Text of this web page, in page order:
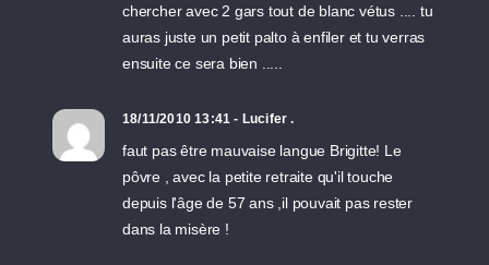
chercher avec 2 gars tout de blanc vétus .... tu
auras juste un petit palto à enfiler et tu verras
ensuite ce sera bien .....
18/11/2010 13:41 - Lucifer .
faut pas être mauvaise langue Brigitte! Le
pôvre , avec la petite retraite qu'il touche
depuis l'âge de 57 ans ,il pouvait pas rester
dans la misère !